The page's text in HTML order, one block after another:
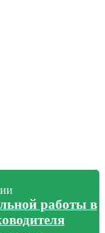
работы в